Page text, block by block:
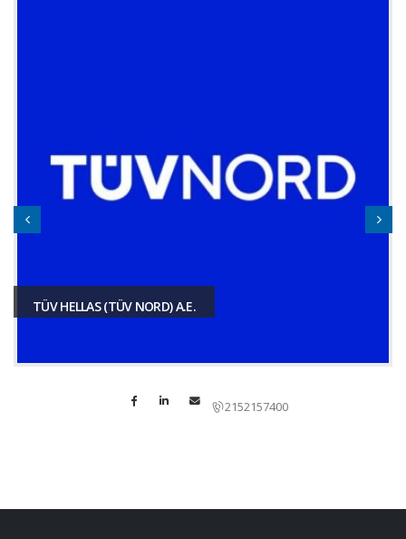
TÜV HELLAS (TÜV NORD) A.E.
2152157400